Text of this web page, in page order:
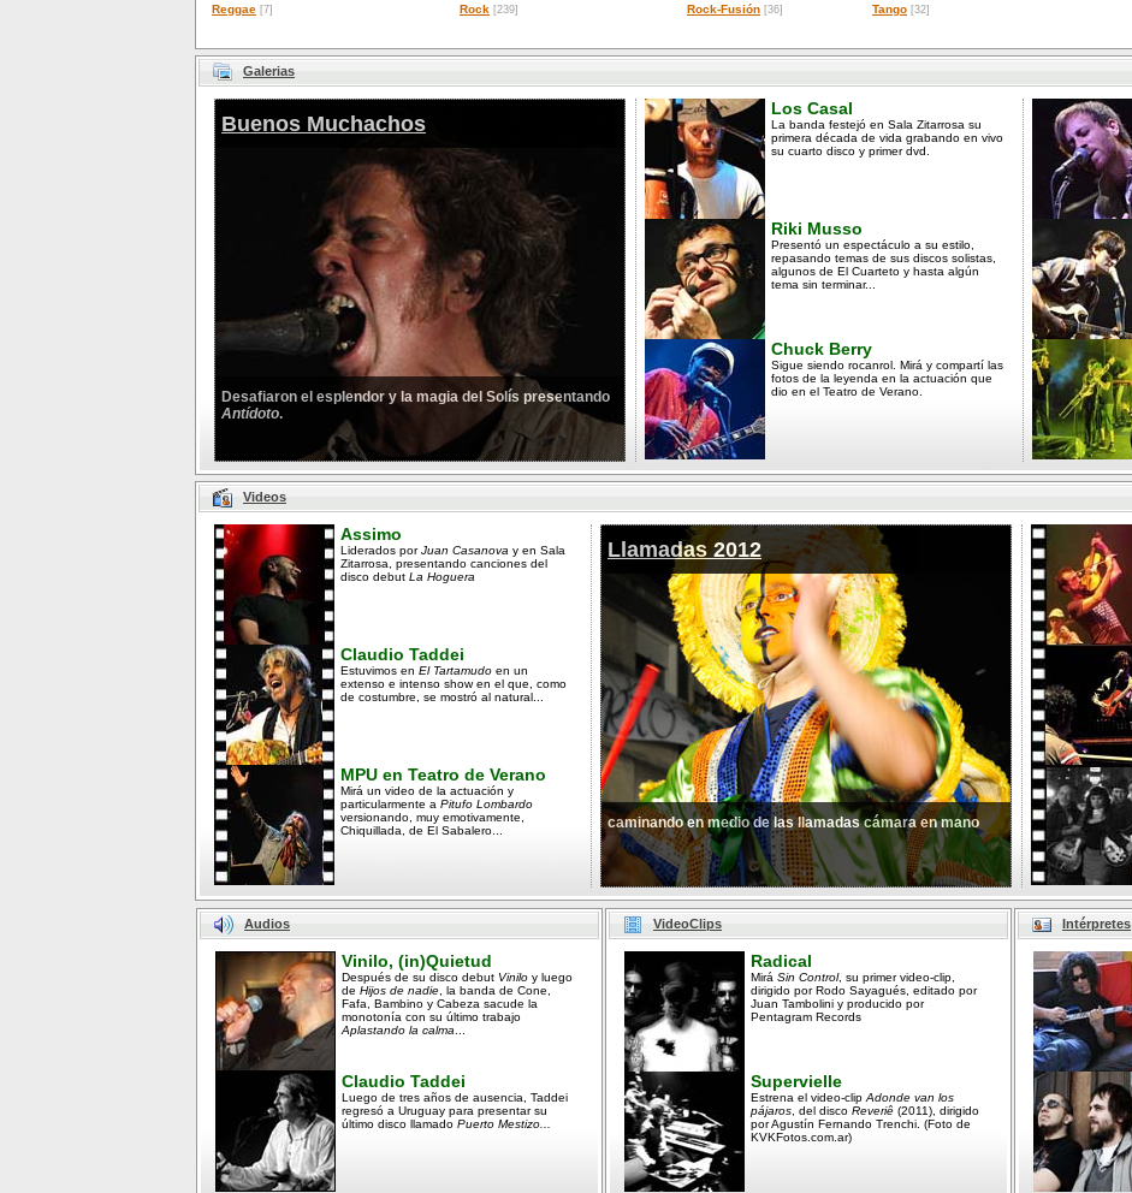
Reggae [7] Rock [239] Rock-Fusión [36] Tango [32]
Galerias
Buenos Muchachos
Desafiaron el esplendor y la magia del Solís presentando
Antídoto.
Los Casal
La banda festejó en Sala Zitarrosa su
primera década de vida grabando en vivo
su cuarto disco y primer dvd.
Riki Musso
Presentó un espectáculo a su estilo,
repasando temas de sus discos solistas,
algunos de El Cuarteto y hasta algún
tema sin terminar...
Chuck Berry
Sigue siendo rocanrol. Mirá y compartí las
fotos de la leyenda en la actuación que
dio en el Teatro de Verano.
Videos
Assimo
Liderados porJuan Casanova y en Sala
Zitarrosa, presentando canciones del
disco debut La Hoguera
Claudio Taddei
Estuvimos en El Tartamudo en un
extenso e intenso show en el que, como
de costumbre, se mostró al natural...
MPU en Teatro de Verano
Mirá un video de la actuación y
particularmente a Pitufo Lombardo
versionando, muy emotivamente,
Chiquillada, de El Sabalero...
Llamadas 2012
caminando en medio de las llamadas cámara en mano
Audios
Vinilo, (in)Quietud
Después de su disco debut Vinilo y luego
de Hijos de nadie , la banda de Cone,
Fafa, Bambino y Cabeza sacude la
monotonía con su último trabajo
Aplastando la calma
Claudio Taddei
Luego de tres años de ausencia, Taddei
regresó a Uruguay para presentar su
último disco llamado Puerto Mestizo...
VideoClips
Radical
Mirá Sin Control, su primer video-clip,
dirigido por Rodo Sayagués, editado por
Juan Tambolini y producido por
Pentagram Records
Supervielle
Estrena el video-clip Adonde van los
pájaros , del disco Reveriê (2011), dirigido
por Agustín Fernando Trenchi. (Foto de
KVKFotos.com.ar)
Intérpretes